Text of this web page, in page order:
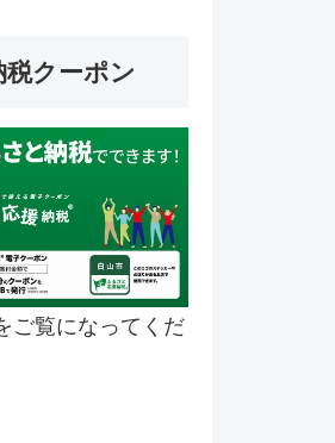
クーポン
ご覧になってくだ